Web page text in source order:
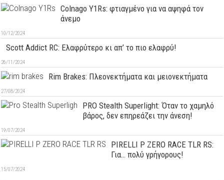
Colnago Y1Rs: φτιαγμένο για να αψηφά τον
άνεμο
10/12/2024
Scott Addict RC: Ελαφρύτερο κι απ’ το πιο ελαφρύ!
26/11/2024
Rim Brakes: Πλεονεκτήματα και μειονεκτήματα
27/08/2024
PRO Stealth Superlight: Όταν το χαμηλό
βάρος, δεν επηρεάζει την άνεση!
19/07/2024
PIRELLI P ZERO RACE TLR RS:
Για… πολύ γρήγορους!
15/07/2024